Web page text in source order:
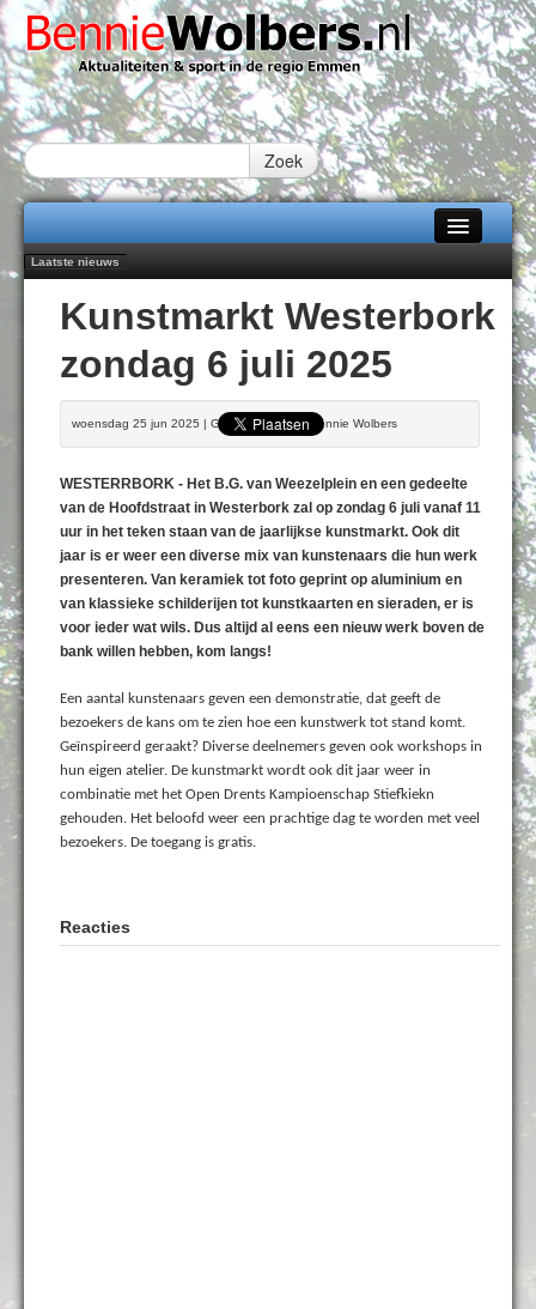
Zoek
Home
Alle categorieën
Over Bennie Wolbers
Fotoboek
Laatste nieuws
Emmen wint op Open Dag overtuigend van Almere City
Daan Lambers tekent eerste profcontract bij FC Emmen
Jubileumfeest 35 jaar De Amer
Najaar '26 staat live!
VRIJDAG 07 AUG 2026
Kunstmarkt Westerbork
zondag 6 juli 2025
woensdag 25 jun 2025 | Geschreven door Bennie Wolbers
WESTERRBORK - Het B.G. van Weezelplein en een gedeelte
van de Hoofdstraat in Westerbork zal op zondag 6 juli vanaf 11
uur in het teken staan van de jaarlijkse kunstmarkt. Ook dit
jaar is er weer een diverse mix van kunstenaars die hun werk
presenteren. Van keramiek tot foto geprint op aluminium en
van klassieke schilderijen tot kunstkaarten en sieraden, er is
voor ieder wat wils. Dus altijd al eens een nieuw werk boven de
bank willen hebben, kom langs!
Een aantal kunstenaars geven een demonstratie, dat geeft de
bezoekers de kans om te zien hoe een kunstwerk tot stand komt.
Geïnspireerd geraakt? Diverse deelnemers geven ook workshops in
hun eigen atelier. De kunstmarkt wordt ook dit jaar weer in
combinatie met het Open Drents Kampioenschap Stiefkiekn
gehouden. Het beloofd weer een prachtige dag te worden met veel
bezoekers. De toegang is gratis.
Reacties